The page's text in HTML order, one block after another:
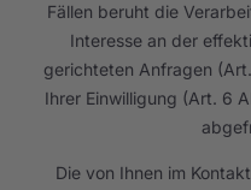
Fällen beruht die
Interesse an der
gerichteten Anfragen
Ihrer Einwilligung (Art. 6
Die von Ihnen im